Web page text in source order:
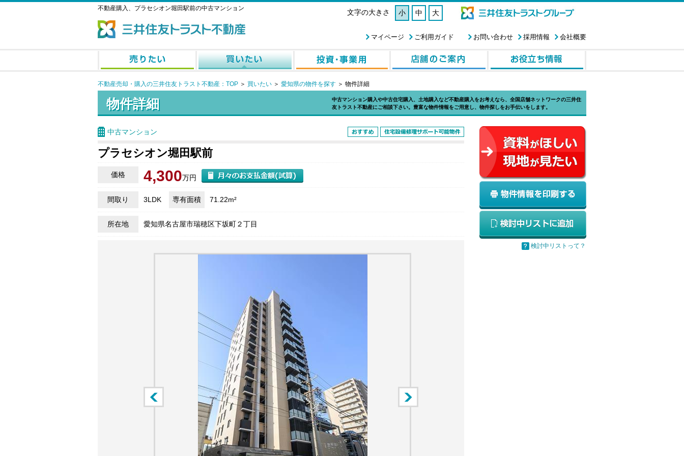
不動産購入、プラセシオン堀田駅前の中古マンション 文字の大きさ 小 中 大
会社概要
採用情報
お問い合わせ
ご利用ガイド
マイページ
不動産売却・購入の三井住友トラスト不動産：TOP ＞ 買いたい ＞ 愛知県の物件を探す ＞ 物件詳細
物件詳細
中古マンション購入や中古住宅購入、土地購入など不動産購入をお考えなら、全国店舗ネットワークの三井住
友トラスト不動産にご相談下さい。豊富な物件情報をご用意し、物件探しをお手伝いをします。
中古マンション
プラセシオン堀田駅前
価格 4,300万円
間取り 3LDK 専有面積 71.22m²
所在地 愛知県名古屋市瑞穂区下坂町２丁目
検討中リストって？